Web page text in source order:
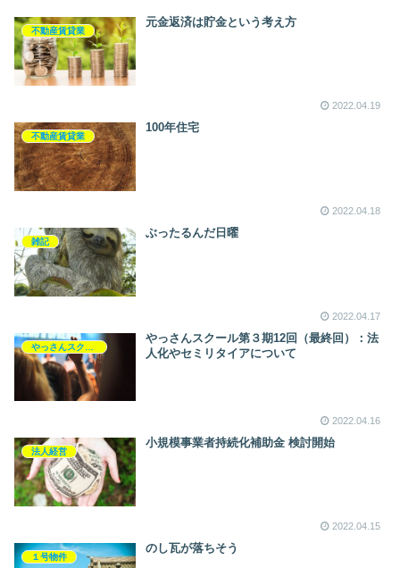
不動産賃貸業
元金返済は貯金という考え方
2022.04.19
不動産賃貸業
100年住宅
2022.04.18
雑記
ぶったるんだ日曜
2022.04.17
やっさんスクール第３期12回（最終回）：法
人化やセミリタイアについて
2022.04.16
法人経営
小規模事業者持続化補助金 検討開始
2022.04.15
１号物件
のし瓦が落ちそう